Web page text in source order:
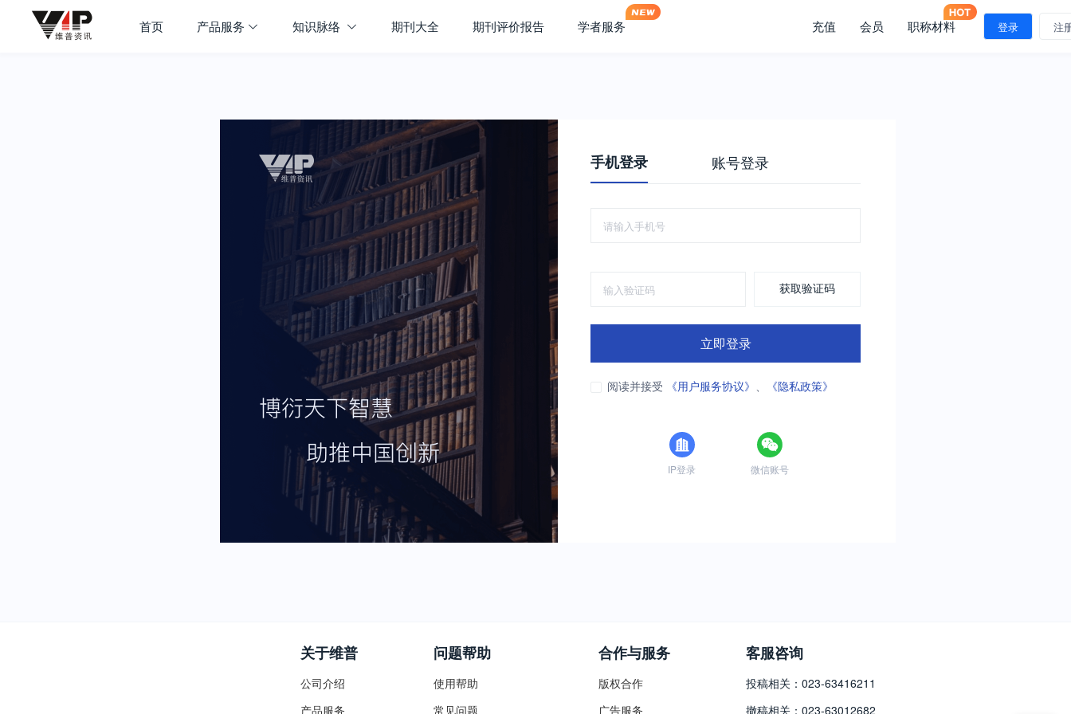
首页 产品服务 知识脉络 期刊大全 期刊评价报告 学者服务 充值 会员 职称材料 登录 注
手机登录 账号登录
获取验证码
立即登录
阅读并接受 《用户服务协议》 、 《隐私政策》
IP登录 微信账号
关于维普
公司介绍
产品服务
问题帮助
使用帮助
常见问题
合作与服务
版权合作
广告服务
客服咨询
投稿相关：023-63416211
撤稿相关：023-63012682